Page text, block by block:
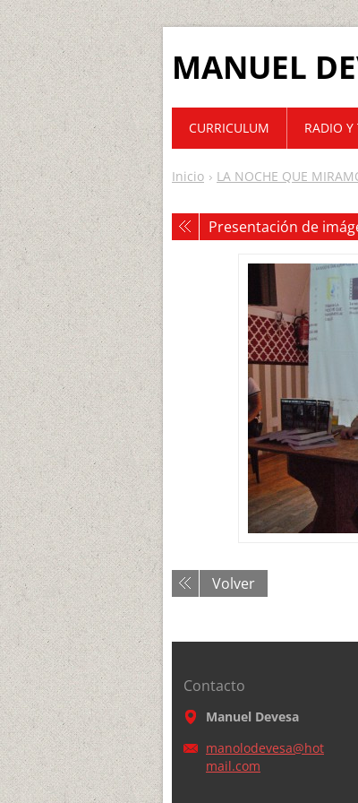
MANUEL
Inicio LA NOCHE QUE
Presentación de
Volver
CURRICULUM RADIO Y
Contacto
Manuel Devesa
manolodevesa@hot
mail.com